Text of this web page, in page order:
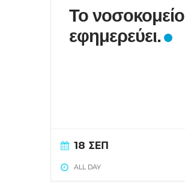
Το νοσοκομείο
εφημερεύει.
18 ΣΕΠ
ALL DAY